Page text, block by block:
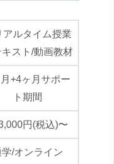
アルタイム授業
キスト/動画教材
+4ヶ月サポー
ト期間
円(税込)〜
学/オンライン